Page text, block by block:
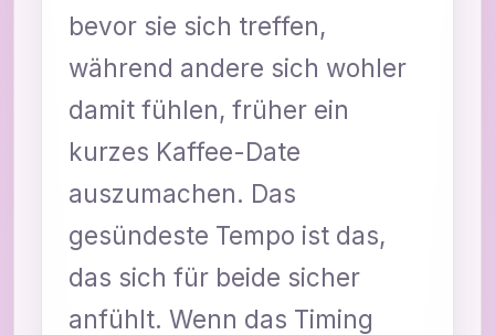
bevor sie sich treffen,
während andere sich wohler
damit fühlen, früher ein
kurzes Kaffee-Date
auszumachen. Das
gesündeste Tempo ist das,
das sich für beide sicher
anfühlt. Wenn das Timing